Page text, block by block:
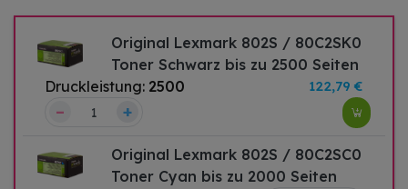
Original Lexmark 802S / 80C2SK0
Toner Schwarz bis zu 2500 Seiten
Druckleistung: 2500 122,79 €
– +
Original Lexmark 802S / 80C2SC0
Toner Cyan bis zu 2000 Seiten